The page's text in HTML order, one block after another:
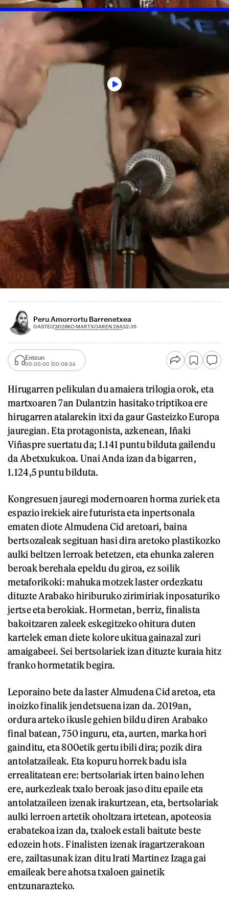
Peru Amorrortu Barrenetxea
GASTEIZ2026KO MARTXOAREN 28A22:35
Entzun
00:00:00 00:09:34
Hirugarren pelikulan du amaiera trilogia orok, eta
martxoaren 7an Dulantzin hasitako triptikoa ere
hirugarren atalarekin itxi da gaur Gasteizko Europa
jauregian. Eta protagonista, azkenean, Iñaki
Viñaspre suertatu da; 1.141 puntu bilduta gailendu
da Abetxukukoa. Unai Anda izan da bigarren,
1.124,5 puntu bilduta.
Kongresuen jauregi modernoaren horma zuriek eta
espazio irekiek aire futurista eta inpertsonala
ematen diote Almudena Cid aretoari, baina
bertsozaleak segituan hasi dira aretoko plastikozko
aulki beltzen lerroak betetzen, eta ehunka zaleren
beroak berehala epeldu du giroa, ez soilik
metaforikoki: mahuka motzek laster ordezkatu
dituzte Arabako hiriburuko zirimiriak inposaturiko
jertse eta berokiak. Hormetan, berriz, finalista
bakoitzaren zaleek eskegitzeko ohitura duten
kartelek eman diete kolore ukitua gainazal zuri
amaigabeei. Sei bertsolariek izan dituzte kuraia hitz
franko hormetatik begira.
Leporaino bete da laster Almudena Cid aretoa, eta
inoizko finalik jendetsuena izan da. 2019an,
ordura arteko ikusle gehien bildu diren Arabako
final batean, 750 inguru, eta, aurten, marka hori
gainditu, eta 800etik gertu ibili dira; pozik dira
antolatzaileak. Eta kopuru horrek badu isla
errealitatean ere: bertsolariak irten baino lehen
ere, aurkezleak txalo beroak jaso ditu epaile eta
antolatzaileen izenak irakurtzean, eta, bertsolariak
aulki lerroen artetik oholtzara irtetean, apoteosia
erabatekoa izan da, txaloek estali baitute beste
edozein hots. Finalisten izenak iragartzerakoan
ere, zailtasunak izan ditu Irati Martinez Izaga gai
emaileak bere ahotsa txaloen gainetik
entzunarazteko.